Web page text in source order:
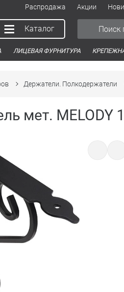
Распродажа Акции
Каталог
ЛИЦЕВАЯ ФУРНИТУРА
Держатели. Полкодержатели
мет. MELODY